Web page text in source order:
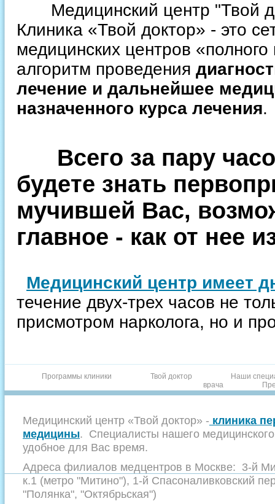
Медицинский центр "Твой
Клиника «Твой доктор» - это
медицинских центров
алгоритм проведения
лечение и дальнейшее
назначенного курса лечения.
Всего за пару
будете знать
мучившей Вас,
главное - как от нее
Медицинский центр имеет
течение двух-трех часов не
присмотром нарколога, но и
Программы клиники Твой доктор
Наши
врача
Медицинский центр «Твой доктор» - клиника
медицины. Специалисты нашего
удобное для Вас время.
Адреса филиалов медцентров в Москве: 3-й
к.1 (метро "Митино"), 1-й Спасоналивковский
"Полянка", "Октябрьская")